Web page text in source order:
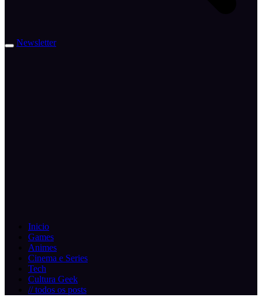
Newsletter
Inicio
Games
Animes
Cinema e Series
Tech
Cultura Geek
// todos os posts